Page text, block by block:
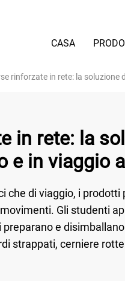
CASA
rinforzate in rete: la
in rete: la
e in viaggio
che di viaggio, i
Gli studenti
e
strappati, cerniere